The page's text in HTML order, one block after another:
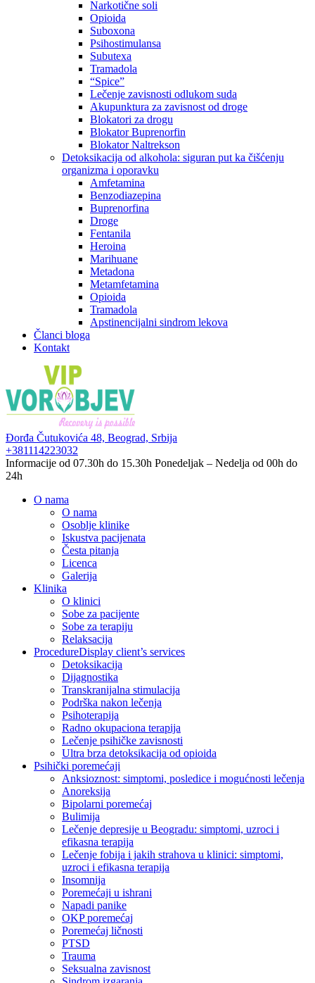
Narkotične soli
Opioida
Suboxona
Psihostimulansa
Subutexa
Tramadola
“Spice”
Lečenje zavisnosti odlukom suda
Akupunktura za zavisnost od droge
Blokatori za drogu
Blokator Buprenorfin
Blokator Naltrekson
Detoksikacija od alkohola: siguran put ka čišćenju
organizma i oporavku
Amfetamina
Benzodiazepina
Buprenorfina
Droge
Fentanila
Heroina
Marihuane
Metadona
Metamfetamina
Opioida
Tramadola
Apstinencijalni sindrom lekova
Članci bloga
Kontakt
Đorđa Čutukovića 48, Beograd, Srbija
+381114223032
Informacije od 07.30h do 15.30h Ponedeljak – Nedelja od 00h do
24h
O nama
O nama
Osoblje klinike
Iskustva pacijenata
Česta pitanja
Licenca
Galerija
Klinika
O klinici
Sobe za pacijente
Sobe za terapiju
Relaksacija
ProcedureDisplay client’s services
Detoksikacija
Dijagnostika
Transkranijalna stimulacija
Podrška nakon lečenja
Psihoterapija
Radno okupaciona terapija
Lečenje psihičke zavisnosti
Ultra brza detoksikacija od opioida
Psihički poremećaji
Anksioznost: simptomi, posledice i mogućnosti lečenja
Anoreksija
Bipolarni poremećaj
Bulimija
Lečenje depresije u Beogradu: simptomi, uzroci i
efikasna terapija
Lečenje fobija i jakih strahova u klinici: simptomi,
uzroci i efikasna terapija
Insomnija
Poremećaji u ishrani
Napadi panike
OKP poremećaj
Poremećaj ličnosti
PTSD
Trauma
Seksualna zavisnost